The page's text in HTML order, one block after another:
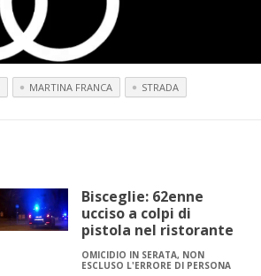
MARTINA FRANCA STRADA
Bisceglie: 62enne
ucciso a colpi di
pistola nel ristorante
OMICIDIO IN SERATA, NON
ESCLUSO L'ERRORE DI PERSONA